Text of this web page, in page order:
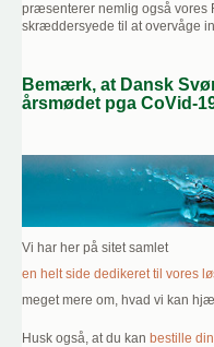
præsenterer nemlig også vores
skræddersyede til at overvåge
Bemærk, at Dansk
årsmødet pga CoVid-
Vi har her på sitet samlet
en helt side dedikeret til vores
meget mere om, hvad vi kan
Husk også, at du kan bestille